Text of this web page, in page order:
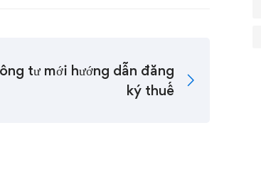
tư mới hướng dẫn đăng
ký thuế